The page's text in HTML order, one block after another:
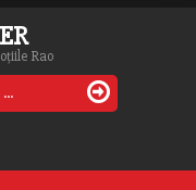
Rao